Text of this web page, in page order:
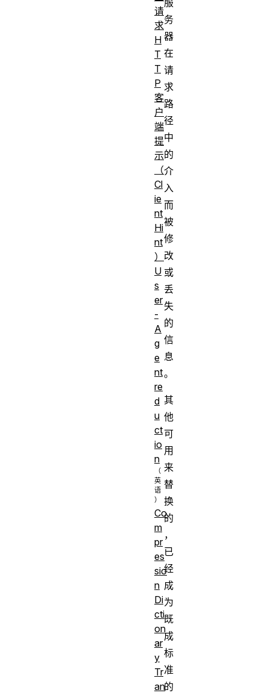
务
器
在
请
求
路
径
中
的
介
入
而
被
修
改
或
丢
失
的
信
息
。
其
他
可
用
来
替
换
的
，
已
经
成
为
既
成
标
准
的
请
求
H
T
T
P
客
户
端
提
示
（
Cl
ie
nt
Hi
nt
）
U
s
er
-
A
g
e
nt
re
d
u
ct
io
n
Co
m
pr
es
sio
n
Di
cti
on
ar
y
Tr
an